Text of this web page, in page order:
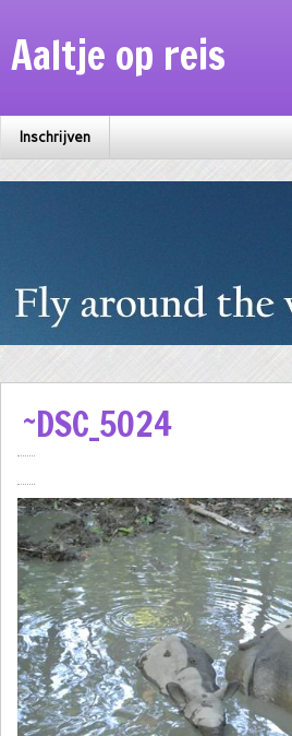
Aaltje op reis
Inschrijven
~DSC_5024